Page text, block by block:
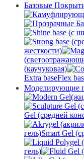
Базовые
жесткости)
(каучуковая)
Extra baseFlex
Моделирующие
Gel (средней
гель)Smart Gel
гель)